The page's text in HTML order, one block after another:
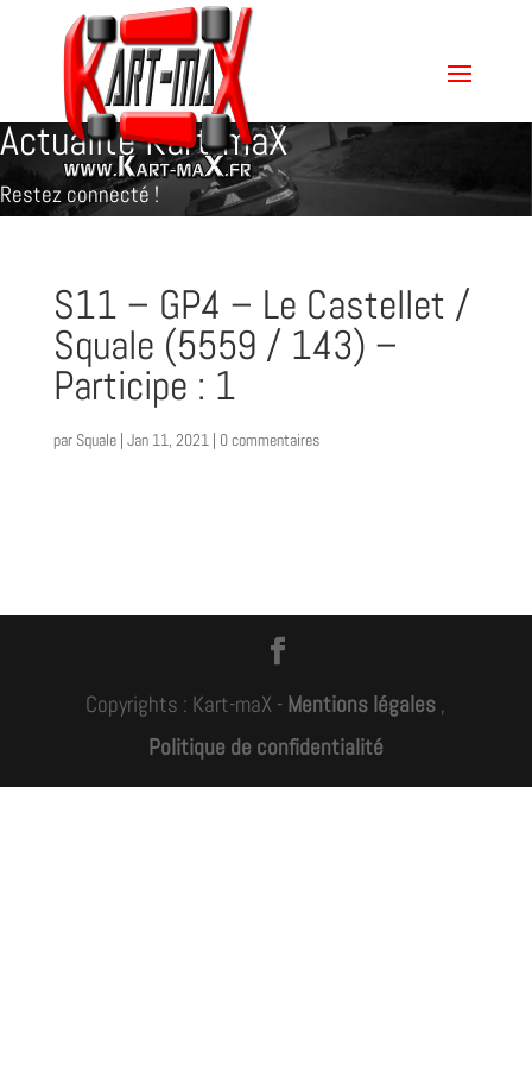
Actualité Kart-maX
Restez connecté !
S11 – GP4 – Le Castellet /
Squale (5559 / 143) –
Participe : 1
par Squale| Jan 11, 2021| 0 commentaires
Copyrights : Kart-maX - Mentions légales ,
Politique de confidentialité